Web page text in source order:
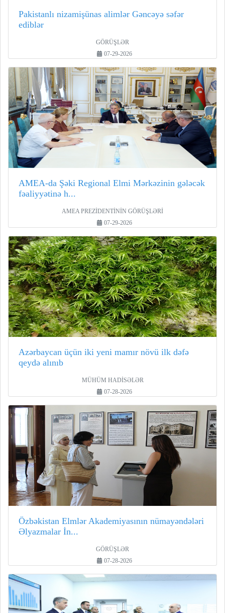
Pakistanlı nizamişünas alimlər Gəncəyə səfər
ediblər
GÖRÜŞLƏR
07-29-2026
AMEA-da Şəki Regional Elmi Mərkəzinin gələcək
fəaliyyətinə h...
AMEA PREZİDENTİNİN GÖRÜŞLƏRİ
07-29-2026
Azərbaycan üçün iki yeni mamır növü ilk dəfə
qeydə alınıb
MÜHÜM HADİSƏLƏR
07-28-2026
Özbəkistan Elmlər Akademiyasının nümayəndələri
Əlyazmalar İn...
GÖRÜŞLƏR
07-28-2026